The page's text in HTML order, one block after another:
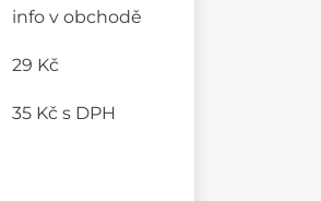
info v obchodě
29 Kč
35 Kčs DPH